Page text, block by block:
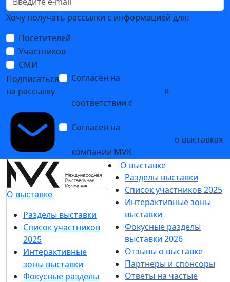
Издательский Дом Русский Север
портал «Деловые контакты»
Профессионалы строительного рынка
Подпишитесь на нашу рассылку
Ценим ваше время, поэтому будем присылать
только важные новости выставки и
спецпредложения.
Хочу получать рассылки с информацией для:
Посетителей
Участников
СМИ
Подписаться
на рассылку
Согласен на обработку
персональных данныхв